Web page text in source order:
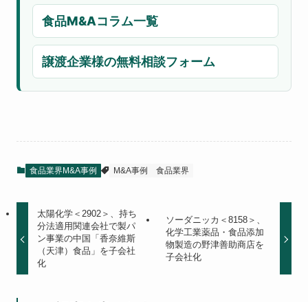
食品M&Aコラム一覧
譲渡企業様の無料相談フォーム
食品業界M&A事例 M&A事例 食品業界
太陽化学＜2902＞、持ち
分法適用関連会社で製パ
ン事業の中国「香奈維斯
（天津）食品」を子会社
化
ソーダニッカ＜8158＞、
化学工業薬品・食品添加
物製造の野津善助商店を
子会社化